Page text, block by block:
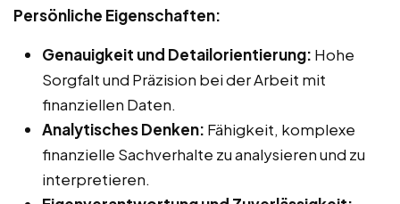
Persönliche Eigenschaften:
Genauigkeit und Detailorientierung: Hohe
Sorgfalt und Präzision bei der Arbeit mit
finanziellen Daten.
Analytisches Denken: Fähigkeit, komplexe
finanzielle Sachverhalte zu analysieren und zu
interpretieren.